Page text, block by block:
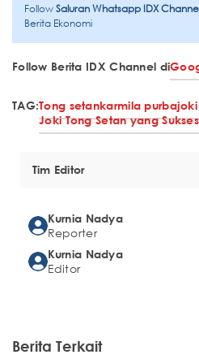
FollowSaluran Whatsapp IDX
Berita Ekonomi
Follow Berita IDX Channel di
TAG:Tong setankarmila purbajoki
Joki Tong Setan yang Sukses
Tim Editor
Kurnia Nadya
Reporter
Kurnia Nadya
Editor
Berita Terkait